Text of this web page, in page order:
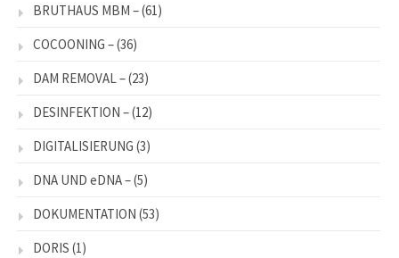
BRUTHAUS MBM –(61)
COCOONING –(36)
DAM REMOVAL –(23)
DESINFEKTION –(12)
DIGITALISIERUNG (3)
DNA UND eDNA –(5)
DOKUMENTATION (53)
DORIS (1)